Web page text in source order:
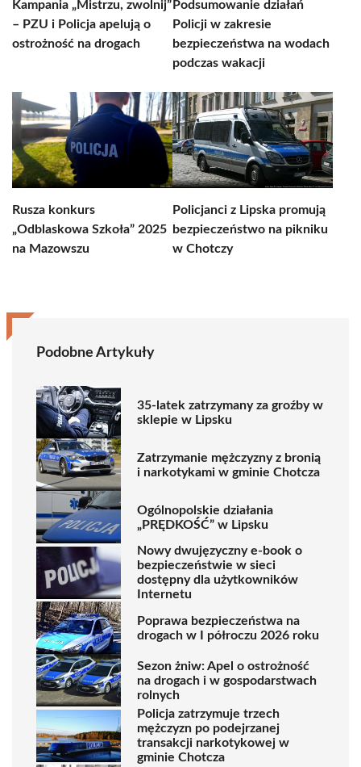
Kampania „Mistrzu, zwolnij”
– PZU i Policja apelują o
ostrożność na drogach
Podsumowanie działań
Policji w zakresie
bezpieczeństwa na wodach
podczas wakacji
Rusza konkurs
„Odblaskowa Szkoła” 2025
na Mazowszu
Policjanci z Lipska promują
bezpieczeństwo na pikniku
w Chotczy
Podobne Artykuły
35-latek zatrzymany za groźby w
sklepie w Lipsku
Zatrzymanie mężczyzny z bronią
i narkotykami w gminie Chotcza
Ogólnopolskie działania
„PRĘDKOŚĆ” w Lipsku
Nowy dwujęzyczny e-book o
bezpieczeństwie w sieci
dostępny dla użytkowników
Internetu
Poprawa bezpieczeństwa na
drogach w I półroczu 2026 roku
Sezon żniw: Apel o ostrożność
na drogach i w gospodarstwach
rolnych
Policja zatrzymuje trzech
mężczyzn po podejrzanej
transakcji narkotykowej w
gminie Chotcza